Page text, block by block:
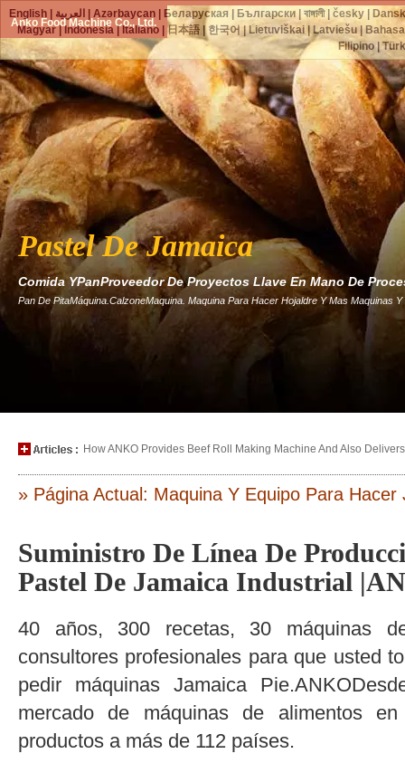
Anko Food Machine Co., Ltd.
Pastel De Jamaica
Comida YPanProveedor De Proyectos Llave En Mano De
Pan De PitaMáquina.CalzoneMaquina. Maquina Para Hacer Hojaldre Y Mas Maquinas
How ANKO Provides Beef Roll Making Machine And Also
» Página Actual: Maquina Y Equipo Para Hacer
Suministro De Línea De
Pastel De Jamaica Industrial
40 años, 300 recetas, 30 máquinas
consultores profesionales para que usted
pedir máquinas Jamaica
mercado de máquinas de alimentos
productos a más de 112 países.
English العربية |Azərbaycan Беларуская Български |বাঙ্গালী|česky
Magyar|Indonesia| Italiano| 日本語|한국어|Lietuviškai|Latviešu|
Filipino|